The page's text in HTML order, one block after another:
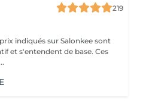
219
indiqués sur Salonkee sont
et s'entendent de base. Ces